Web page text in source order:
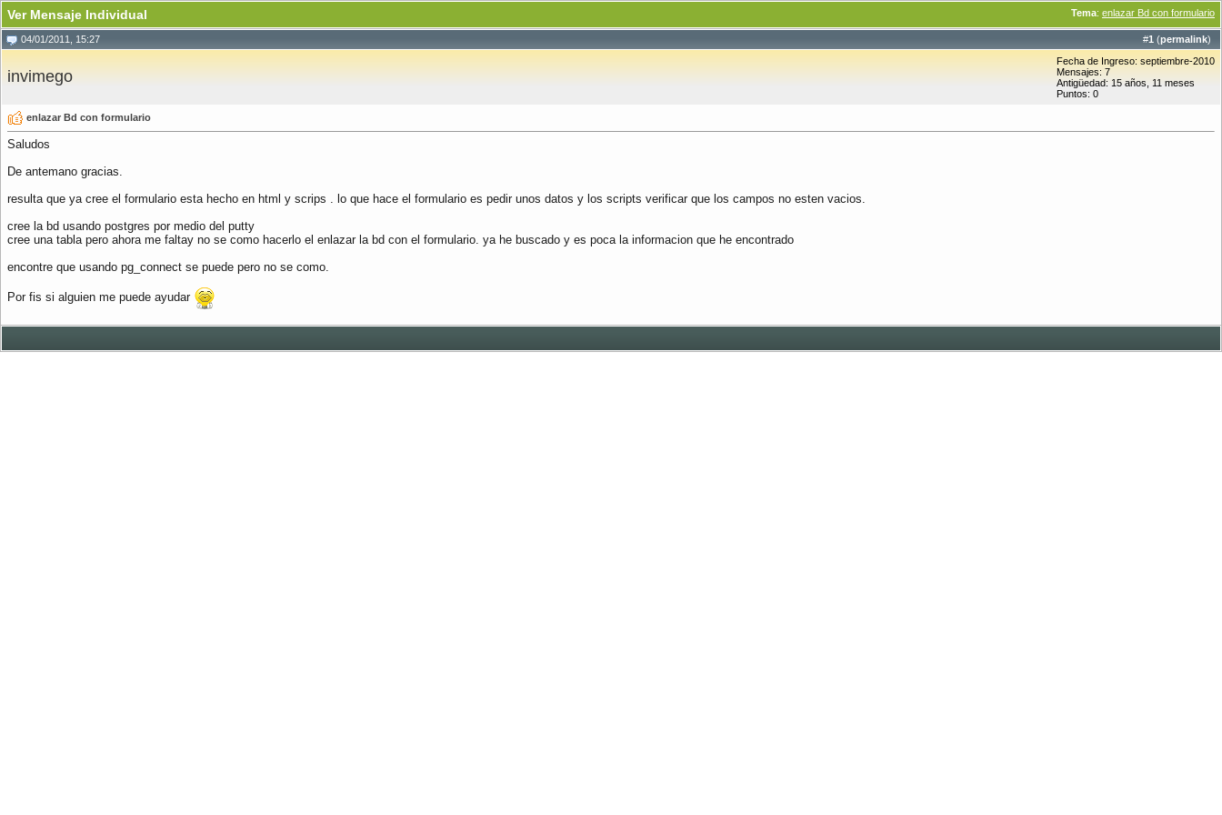
Tema: enlazar Bd con formulario
Ver Mensaje Individual
#1 (permalink)
04/01/2011, 15:27
invimego
Fecha de Ingreso: septiembre-2010
Mensajes: 7
Antigüedad: 15 años, 11 meses
Puntos: 0
enlazar Bd con formulario
Saludos
De antemano gracias.
resulta que ya cree el formulario esta hecho en html y scrips . lo que hace el formulario es pedir unos datos y los scripts verificar que los campos no esten vacios.
cree la bd usando postgres por medio del putty
cree una tabla pero ahora me faltay no se como hacerlo el enlazar la bd con el formulario. ya he buscado y es poca la informacion que he encontrado
encontre que usando pg_connect se puede pero no se como.
Por fis si alguien me puede ayudar